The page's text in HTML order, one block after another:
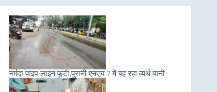
नर्मदा पाइप लाइन फूटी,पुरानी एनएच 7 में बह रहा व्यर्थ पानी